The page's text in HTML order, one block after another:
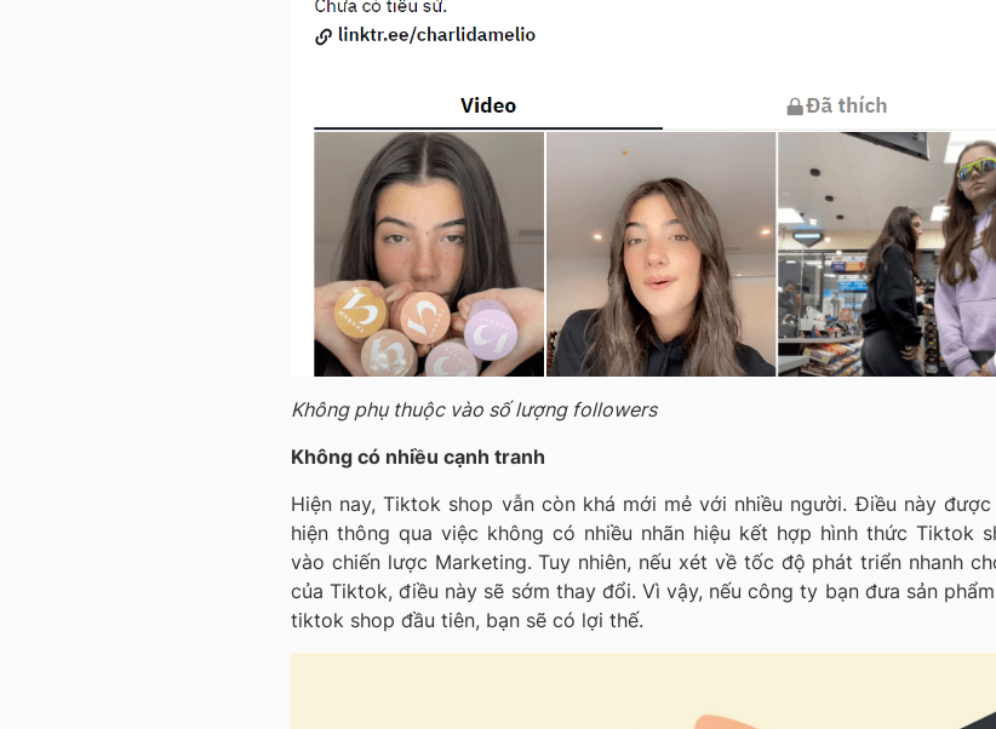
Không phụ thuộc vào số lượng followers
Không có nhiều cạnh tranh
Hiện nay, Tiktok shop vẫn còn khá mới mẻ với nhiều người. Điều này
hiện thông qua việc không có nhiều nhãn hiệu kết hợp hình thức Tiktok
vào chiến lược Marketing. Tuy nhiên, nếu xét về tốc độ phát triển nhanh
của Tiktok, điều này sẽ sớm thay đổi. Vì vậy, nếu công ty bạn đưa sản
tiktok shop đầu tiên, bạn sẽ có lợi thế.